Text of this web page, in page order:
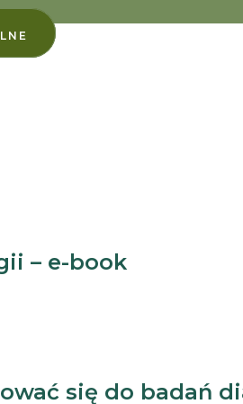
– e-book
się do badań